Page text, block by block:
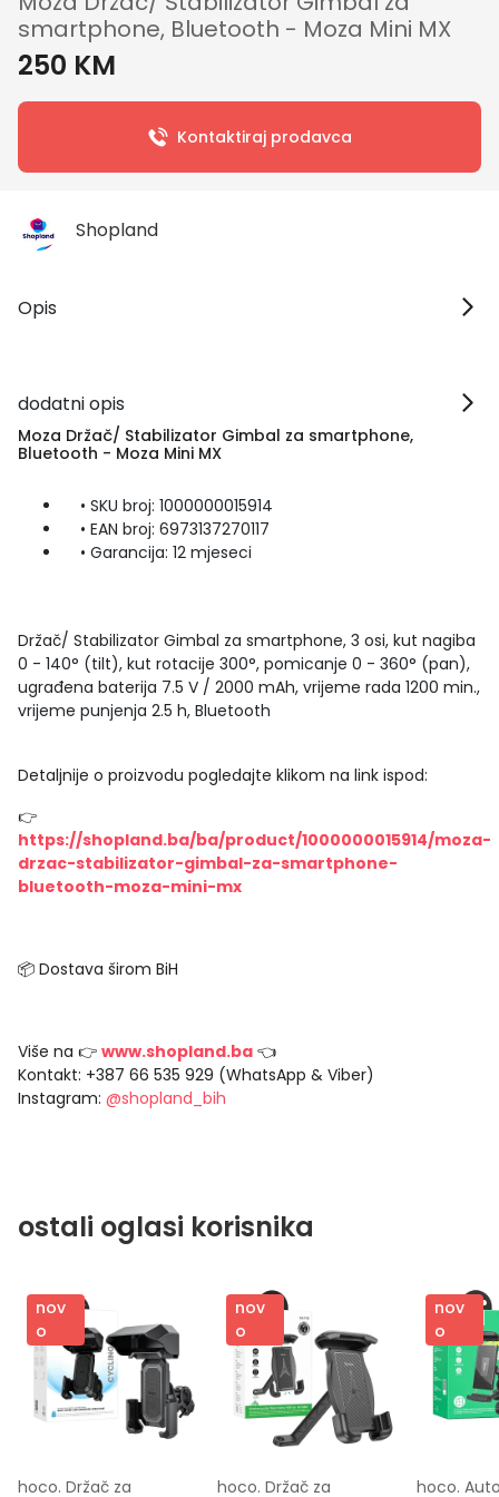
smartphone, Bluetooth - Moza Mini MX
250 KM
Kontaktiraj prodavca
Shopland
Opis
dodatni opis
Moza Držač/ Stabilizator Gimbal za smartphone,
Bluetooth - Moza Mini MX
• SKU broj: 1000000015914
• EAN broj: 6973137270117
• Garancija: 12 mjeseci
Držač/ Stabilizator Gimbal za smartphone, 3 osi, kut nagiba
0 - 140° (tilt), kut rotacije 300°, pomicanje 0 - 360° (pan),
ugrađena baterija 7.5 V / 2000 mAh, vrijeme rada 1200 min.,
vrijeme punjenja 2.5 h, Bluetooth
Detaljnije o proizvodu pogledajte klikom na link ispod:
👉
https://shopland.ba/ba/product/1000000015914/moza-
drzac-stabilizator-gimbal-za-smartphone-
bluetooth-moza-mini-mx
📦 Dostava širom BiH
Više na 👉 www.shopland.ba 👈
Kontakt: +387 66 535 929 (WhatsApp & Viber)
Instagram: @shopland_bih
ostali oglasi korisnika
nov
o
hoco. Držač za
nov
o
hoco. Držač za
nov
o
hoco.